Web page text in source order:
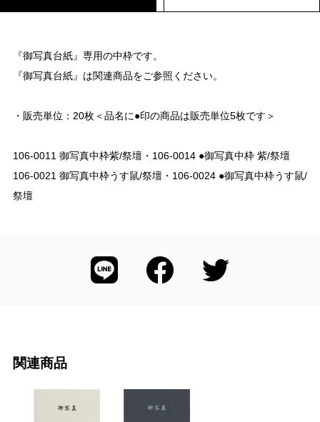
『御写真台紙』専用の中枠です。
『御写真台紙』は関連商品をご参照ください。
・販売単位：20枚＜品名に●印の商品は販売単位5枚です＞
106-0011 御写真中枠紫/祭壇・106-0014 ●御写真中枠 紫/祭壇
106-0021 御写真中枠うす鼠/祭壇・106-0024 ●御写真中枠うす鼠/
祭壇
関連商品